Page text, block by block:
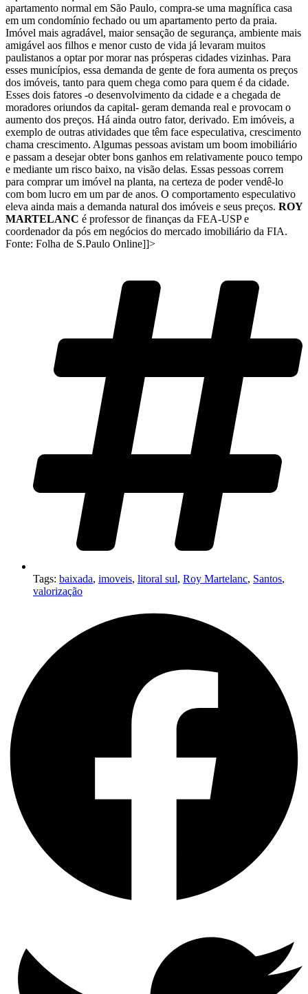
apartamento normal em São Paulo, compra-se uma magnífica casa
em um condomínio fechado ou um apartamento perto da praia.
Imóvel mais agradável, maior sensação de segurança, ambiente mais
amigável aos filhos e menor custo de vida já levaram muitos
paulistanos a optar por morar nas prósperas cidades vizinhas. Para
esses municípios, essa demanda de gente de fora aumenta os preços
dos imóveis, tanto para quem chega como para quem é da cidade.
Esses dois fatores -o desenvolvimento da cidade e a chegada de
moradores oriundos da capital- geram demanda real e provocam o
aumento dos preços. Há ainda outro fator, derivado. Em imóveis, a
exemplo de outras atividades que têm face especulativa, crescimento
chama crescimento. Algumas pessoas avistam um boom imobiliário
e passam a desejar obter bons ganhos em relativamente pouco tempo
e mediante um risco baixo, na visão delas. Essas pessoas correm
para comprar um imóvel na planta, na certeza de poder vendê-lo
com bom lucro em um par de anos. O comportamento especulativo
eleva ainda mais a demanda natural dos imóveis e seus preços. ROY
MARTELANC é professor de finanças da FEA-USP e
coordenador da pós em negócios do mercado imobiliário da FIA.
Fonte: Folha de S.Paulo Online]]>
Tags: baixada, imoveis, litoral sul, Roy Martelanc, Santos,
valorização